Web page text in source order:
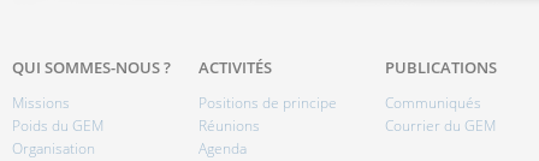
QUI SOMMES-NOUS ?
Missions
Poids du GEM
Organisation
ACTIVITÉS
Positions de principe
Réunions
Agenda
PUBLICATIONS
Communiqués
Courrier du GEM